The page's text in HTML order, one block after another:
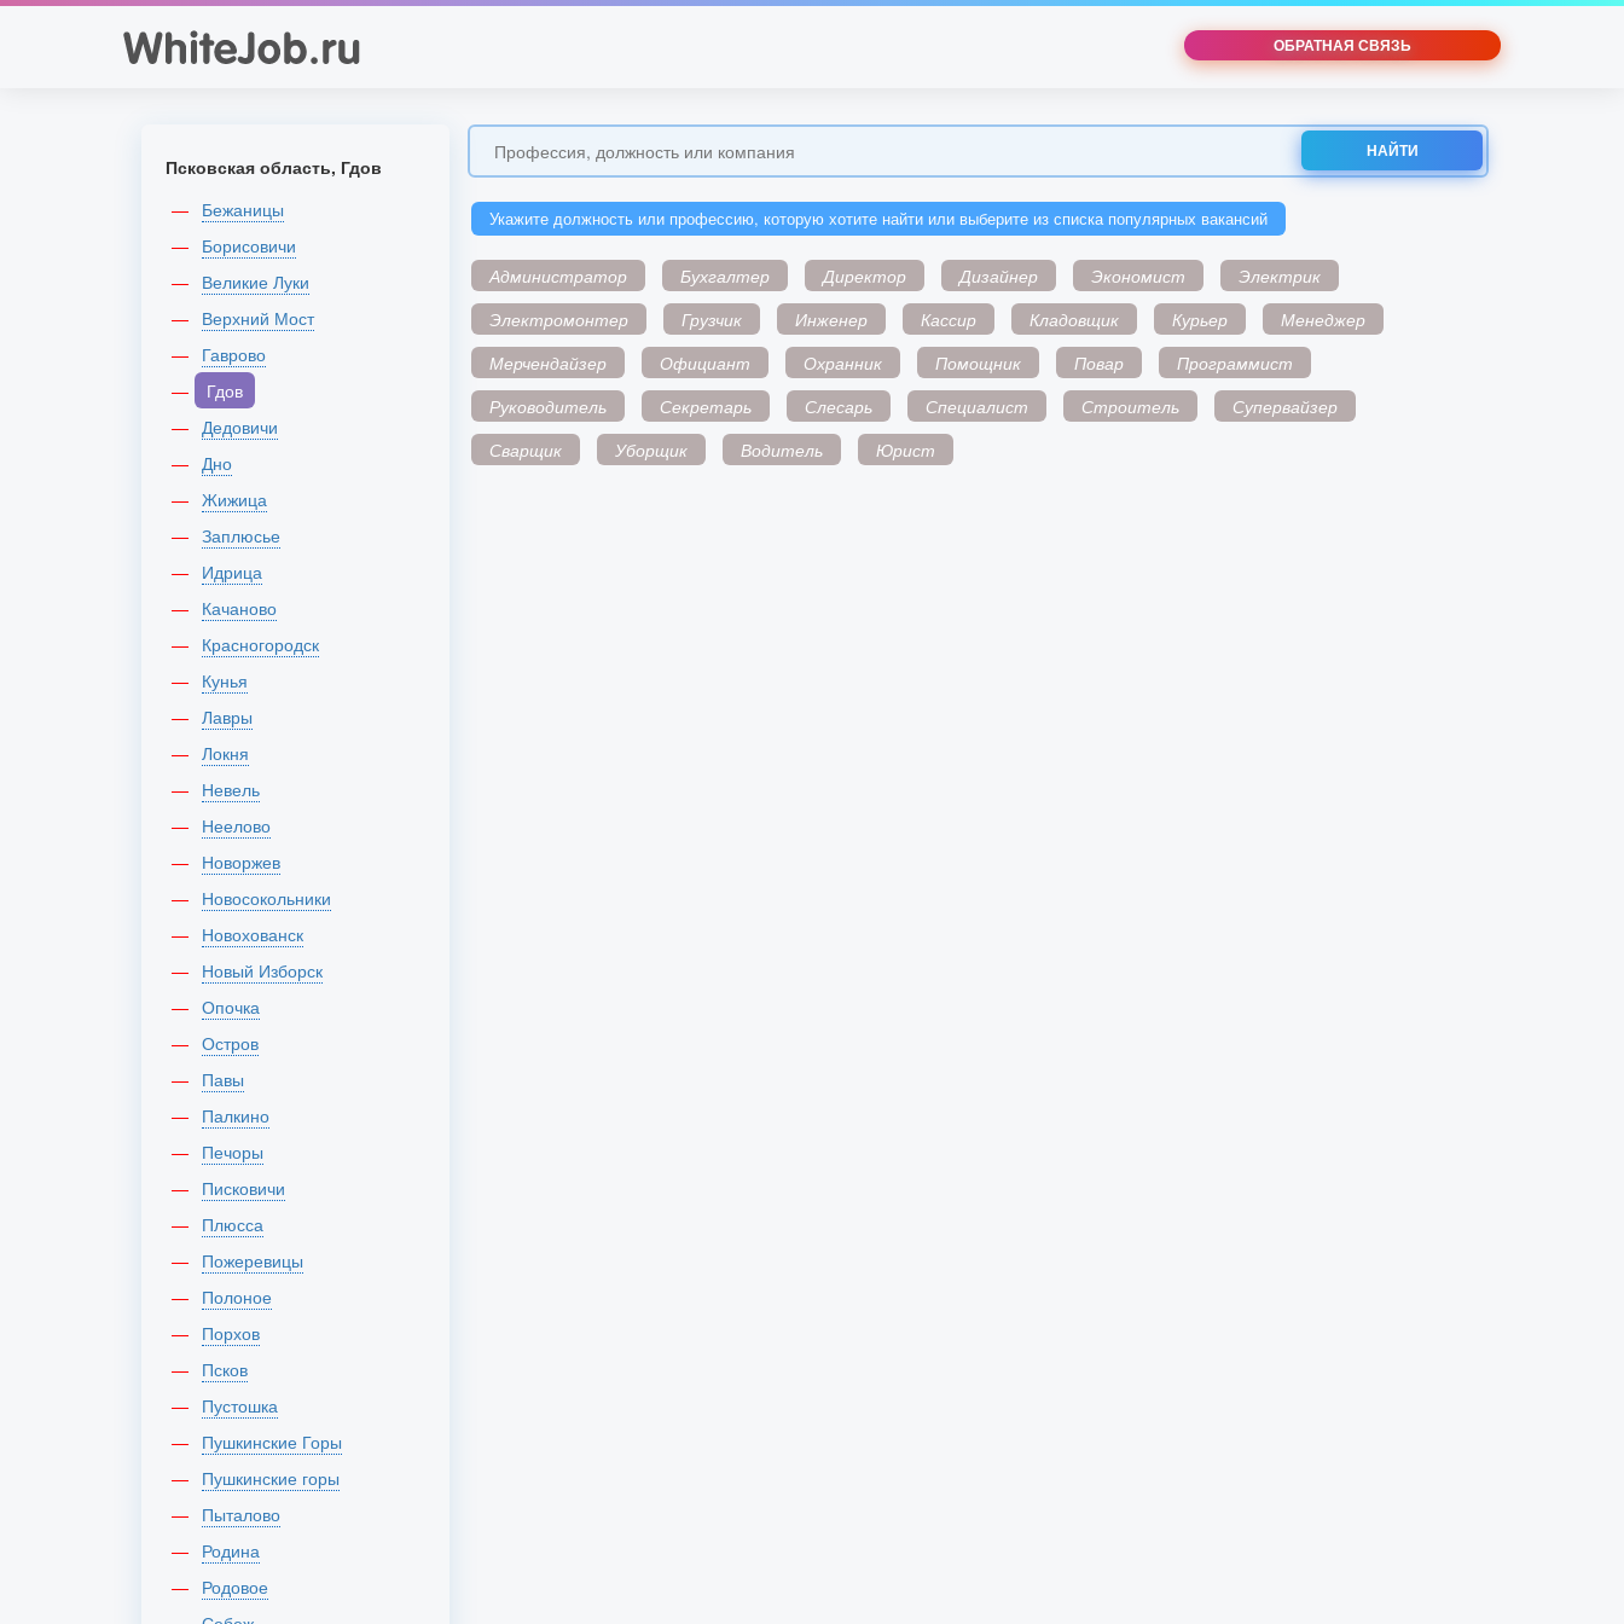
ОБРАТНАЯ СВЯЗЬ
НАЙТИ
Укажите должность или профессию, которую хотите найти или выберите из списка популярных вакансий
Администратор Бухгалтер Директор Дизайнер Экономист
Электрик
Электромонтер
Грузчик Инженер Кассир Кладовщик Курьер
Менеджер
Мерчендайзер
Официант Охранник Помощник Повар
Программист
Руководитель
Секретарь Слесарь Специалист Строитель
Супервайзер
Сварщик
Уборщик Водитель Юрист
Псковская область, Гдов
Бежаницы
Борисовичи
Великие Луки
Верхний Мост
Гаврово
Гдов
Дедовичи
Дно
Жижица
Заплюсье
Идрица
Качаново
Красногородск
Кунья
Лавры
Локня
Невель
Неелово
Новоржев
Новосокольники
Новохованск
Новый Изборск
Опочка
Остров
Павы
Палкино
Печоры
Писковичи
Плюсса
Пожеревицы
Полоное
Порхов
Псков
Пустошка
Пушкинские Горы
Пушкинские горы
Пыталово
Родина
Родовое